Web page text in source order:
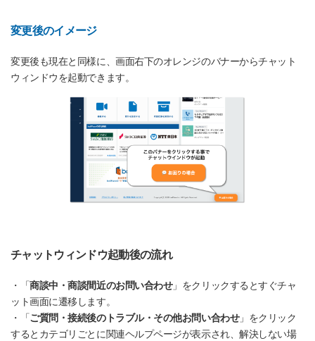
変更後のイメージ
変更後も現在と同様に、画面右下のオレンジのバナーからチャット
ウィンドウを起動できます。
チャットウィンドウ起動後の流れ
・「商談中・商談間近のお問い合わせ」をクリックするとすぐチャ
ット画面に遷移します。
・「ご質問・接続後のトラブル・その他お問い合わせ」をクリック
するとカテゴリごとに関連ヘルプページが表示され、解決しない場